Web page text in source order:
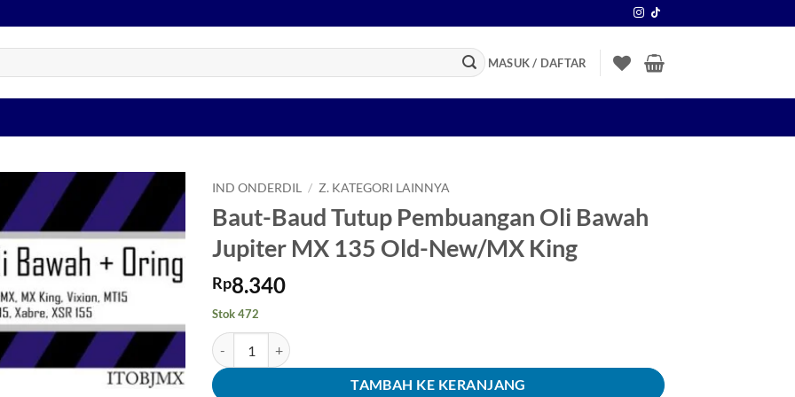
MASUK / DAFTAR
Tambahkan
ke Wishlist
IND ONDERDIL / Z. KATEGORI LAINNYA
Baut-Baud Tutup Pembuangan Oli Bawah
Jupiter MX 135 Old-New/MX King
Rp8.340
Stok 472
Kuantitas Baut-Baud Tutup Pembuangan Oli Bawah Jupiter MX 135 Old-New/MX King
TAMBAH KE KERANJANG